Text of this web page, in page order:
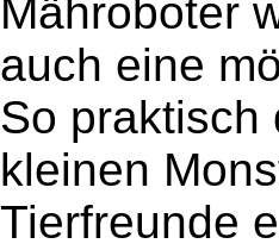
Mähroboter
auch eine
So praktisch
kleinen
Tierfreunde